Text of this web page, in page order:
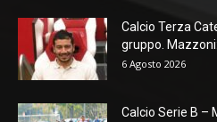
Calcio Terza
gruppo. Mazzoni:
6 Agosto 2026
Calcio Serie B –